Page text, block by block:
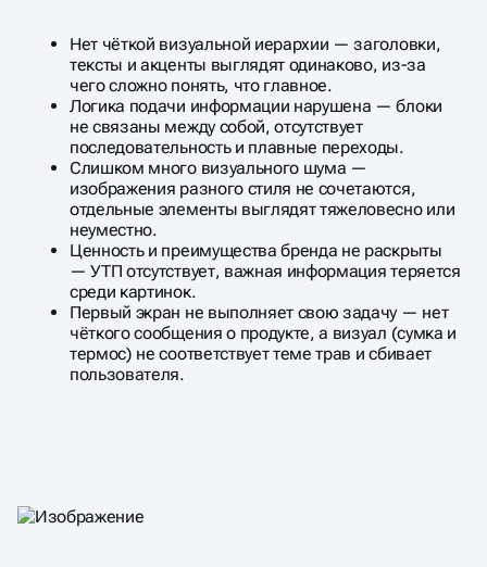
Нет чёткой визуальной иерархии — заголовки,
тексты и акценты выглядят одинаково, из-за
чего сложно понять, что главное.
Логика подачи информации нарушена — блоки
не связаны между собой, отсутствует
последовательность и плавные переходы.
Слишком много визуального шума —
изображения разного стиля не сочетаются,
отдельные элементы выглядят тяжеловесно или
неуместно.
Ценность и преимущества бренда не раскрыты
— УТП отсутствует, важная информация теряется
среди картинок.
Первый экран не выполняет свою задачу — нет
чёткого сообщения о продукте, а визуал (сумка и
термос) не соответствует теме трав и сбивает
пользователя.